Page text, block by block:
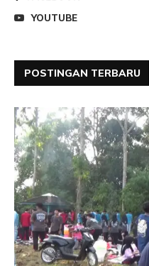
YOUTUBE
POSTINGAN TERBARU